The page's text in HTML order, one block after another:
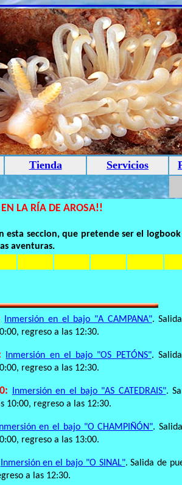
Tienda Servicios
LA RÍA DE AROSA!!
esta seccion, que pretende ser el
aventuras.
Inmersión en el bajo "A CAMPANA".
regreso a las 12:30.
Inmersión en el bajo "OS PETÓNS".
regreso a las 12:30.
Inmersión en el bajo "AS CATEDRAIS".
10:00, regreso a las 12:30.
Inmersión en el bajo "O CHAMPIÑÓN".
regreso a las 13:00.
Inmersión en el bajo "O SINAL". Salida de
a las 12:30.